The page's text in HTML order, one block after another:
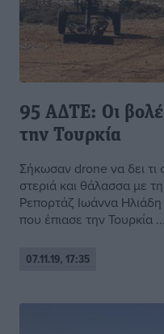
95 ΑΔΤΕ: Οι
την Τουρκία
Σήκωσαν drone να δει τι
στεριά και θάλασσα με
Ρεπορτάζ Ιωάννα Ηλιάδη
που έπιασε την Τουρκία ...
07.11.19, 17:35